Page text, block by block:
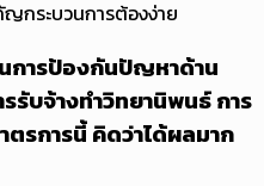
กระบวนการต้องง่าย
การป้องกันปัญหาด้าน
รับจ้างทำวิทยานิพนธ์ การ
รการนี้ คิดว่าได้ผลมาก